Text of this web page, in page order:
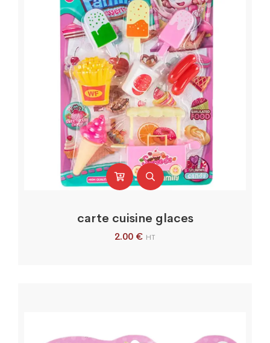
carte cuisine glaces
2.00 € HT